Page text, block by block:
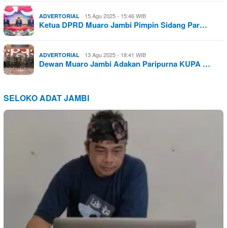
ADVERTORIAL 15 Agu 2025 - 15:46 WIB
Ketua DPRD Muaro Jambi Pimpin Sidang Par…
ADVERTORIAL 13 Agu 2025 - 18:41 WIB
Dewan Muaro Jambi Adakan Paripurna KUPA …
SELOKO ADAT JAMBI